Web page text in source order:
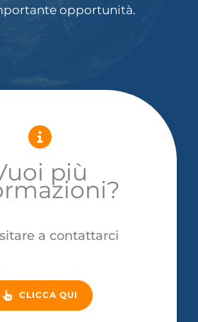
opportunità.
più
a contattarci
CLICCA QUI